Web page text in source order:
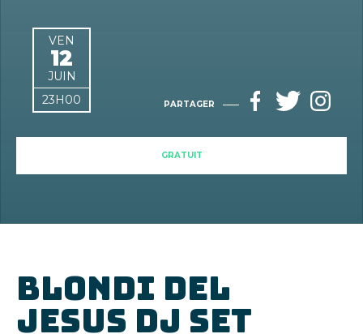
VEN
12
JUIN
23H00
PARTAGER
GRATUIT
BLONDI DEL
JESUS DJ SET